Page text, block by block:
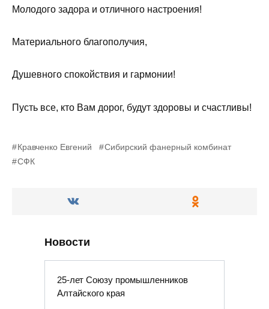
Молодого задора и отличного настроения!
Материального благополучия,
Душевного спокойствия и гармонии!
Пусть все, кто Вам дорог, будут здоровы и счастливы!
Кравченко Евгений
Сибирский фанерный комбинат
СФК
Новости
25-лет Союзу промышленников
Алтайского края